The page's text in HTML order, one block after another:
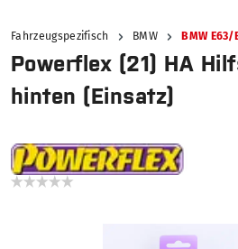
Fahrzeugspezifisch BMW BMW
Powerflex (21) HA
hinten (Einsatz)
Bildergalerie überspringen